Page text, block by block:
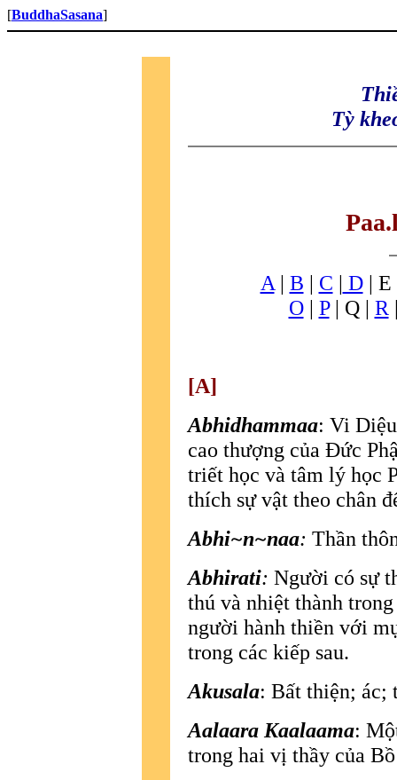
[BuddhaSasana]
Tỳ
A | B | C | D| E
O| P| Q | R
[A]
Abhidhammaa: Vi
cao thượng của Ðức
triết học và tâm lý học
thích sự vật theo chân
Abhi~n~naa: Thần
Abhirati: Người có sự
thú và nhiệt thành
người hành thiền với
trong các kiếp sau.
Akusala: Bất thiện; ác;
Aalaara Kaalaama:
trong hai vị thầy của